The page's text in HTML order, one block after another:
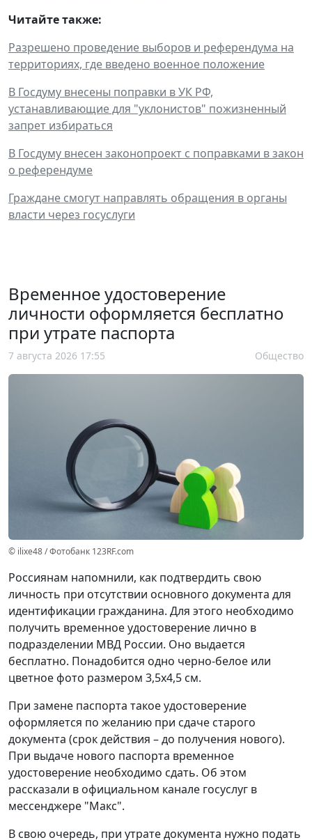
Читайте также:
Разрешено проведение выборов и референдума на
территориях, где введено военное положение
В Госдуму внесены поправки в УК РФ,
устанавливающие для "уклонистов" пожизненный
запрет избираться
В Госдуму внесен законопроект с поправками в закон
о референдуме
Граждане смогут направлять обращения в органы
власти через госуслуги
Временное удостоверение
личности оформляется бесплатно
при утрате паспорта
7 августа 2026 17:55 Общество
© ilixe48 / Фотобанк 123RF.com
Россиянам напомнили, как подтвердить свою
личность при отсутствии основного документа для
идентификации гражданина. Для этого необходимо
получить временное удостоверение лично в
подразделении МВД России. Оно выдается
бесплатно. Понадобится одно черно-белое или
цветное фото размером 3,5x4,5 см.
При замене паспорта такое удостоверение
оформляется по желанию при сдаче старого
документа (срок действия – до получения нового).
При выдаче нового паспорта временное
удостоверение необходимо сдать. Об этом
рассказали в официальном канале госуслуг в
мессенджере "Макс".
В свою очередь, при утрате документа нужно подать